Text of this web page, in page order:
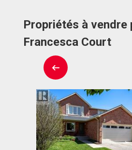
Propriétés à vendre
Francesca Court